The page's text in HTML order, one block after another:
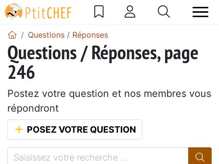
Questions / Réponses
Questions / Réponses, page
246
Postez votre question et nos membres vous
répondront
POSEZ VOTRE QUESTION